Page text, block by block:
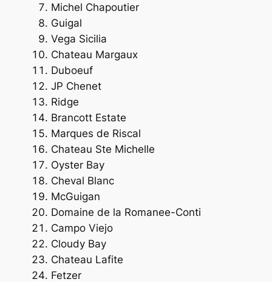
Michel Chapoutier
Guigal
Vega Sicilia
Chateau Margaux
Duboeuf
JP Chenet
Ridge
Brancott Estate
Marques de Riscal
Chateau Ste Michelle
Oyster Bay
Cheval Blanc
McGuigan
Domaine de la Romanee-Conti
Campo Viejo
Cloudy Bay
Chateau Lafite
Fetzer